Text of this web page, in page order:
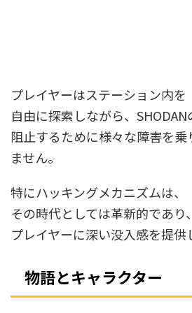
プレイヤーはステーション内を
自由に探索しながら、SHODAN
阻止するために様々な障害を乗
ません。
特にハッキングメカニズムは、
その時代としては革新的であり、
プレイヤーに深い没入感を提供
物語とキャラクター